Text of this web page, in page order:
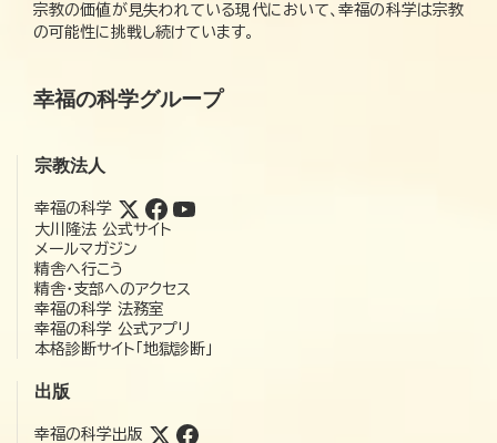
宗教の価値が見失われている現代において、幸福の科学は宗教
の可能性に挑戦し続けています。
幸福の科学グループ
宗教法人
幸福の科学
大川隆法 公式サイト
メールマガジン
精舎へ行こう
精舎・支部へのアクセス
幸福の科学 法務室
幸福の科学 公式アプリ
本格診断サイト「地獄診断」
出版
幸福の科学出版